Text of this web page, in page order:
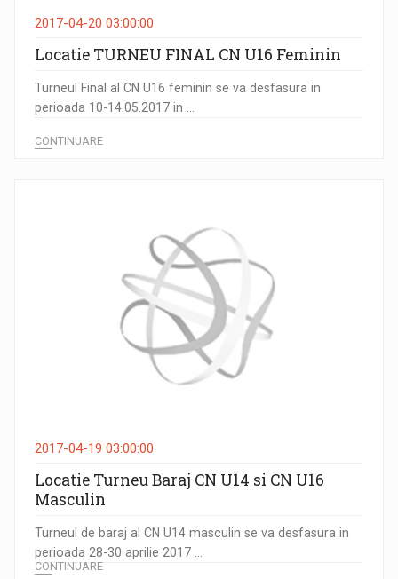
2017-04-20 03:00:00
Locatie TURNEU FINAL CN U16 Feminin
Turneul Final al CN U16 feminin se va desfasura in
perioada 10-14.05.2017 in ...
CONTINUARE
2017-04-19 03:00:00
Locatie Turneu Baraj CN U14 si CN U16
Masculin
Turneul de baraj al CN U14 masculin se va desfasura in
perioada 28-30 aprilie 2017 ...
CONTINUARE